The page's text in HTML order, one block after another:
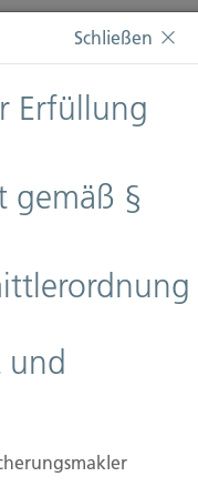
Wenn Sie weiterhin
SeiteDatenschutz
anzeigen
Schließen
Erfüllung
gemäß §
und